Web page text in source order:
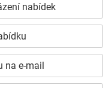
nabídek
na e-mail